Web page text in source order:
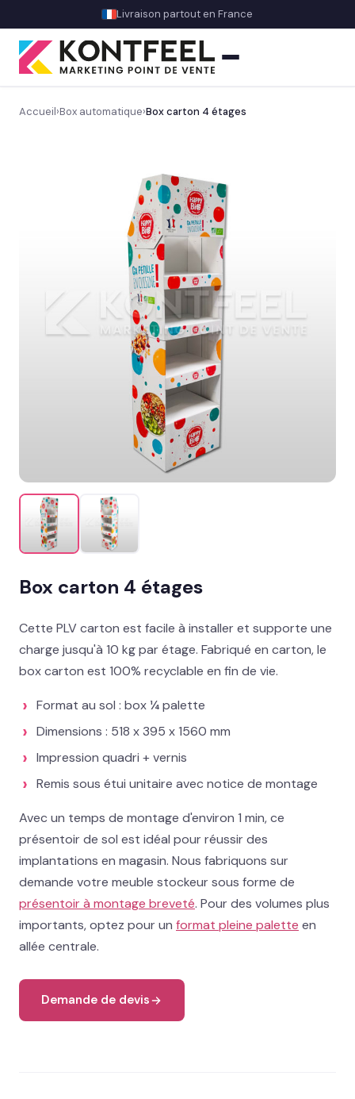
Livraison partout en France
Présentoir comptoir
Découvrez nos présentoirs de sol sur mesure
Gros volume & promo
Display & présentoirs spécifiques
Mobilier permanent
Présentoir sol : nos best-sellers GMS
Stand événementiel
Packaging et coffrets
Solutions métiers
Réalisations
Blog
Contact
Devis gratuit →
Accueil›Box automatique›Box carton 4 étages
Box carton 4 étages
Cette PLV carton est facile à installer et supporte une
charge jusqu'à 10 kg par étage. Fabriqué en carton, le
box carton est 100% recyclable en fin de vie.
Format au sol : box ¼ palette
Dimensions : 518 x 395 x 1560 mm
Impression quadri + vernis
Remis sous étui unitaire avec notice de montage
Avec un temps de montage d'environ 1 min, ce
présentoir de sol est idéal pour réussir des
implantations en magasin. Nous fabriquons sur
demande votre meuble stockeur sous forme de
présentoir à montage breveté. Pour des volumes plus
importants, optez pour un format pleine palette en
allée centrale.
Demande de devis